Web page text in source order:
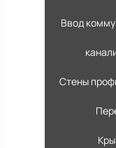
Ввод
Стены